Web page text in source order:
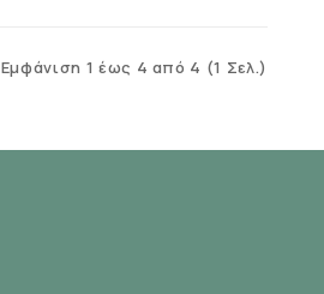
Εμφάνιση 1 έως 4 από 4 (1 Σελ.)